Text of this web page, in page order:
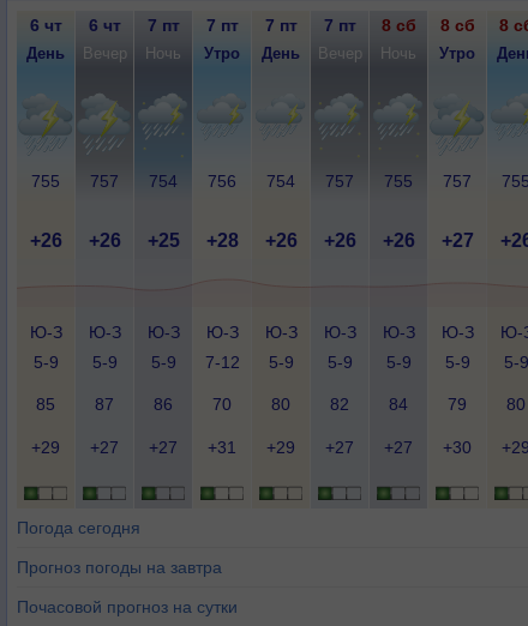
6 чт 6 чт 7 пт 7 пт 7 пт 7 пт 8 сб 8 сб 8
День Вечер Ночь Утро День Вечер Ночь Утро
755 757 754 756 754 757 755 757 755
+26 +26 +25 +28 +26 +26 +26 +27
Ю-З
5-9
Ю-З
5-9
Ю-З
5-9
Ю-З
7-12
Ю-З
5-9
Ю-З
5-9
Ю-З
5-9
Ю-З
5-9
Ю-
5-9
85 87 86 70 80 82 84 79 80
+29 +27 +27 +31 +29 +27 +27 +30 +29
Погода сегодня
Прогноз погоды на завтра
Почасовой прогноз на сутки